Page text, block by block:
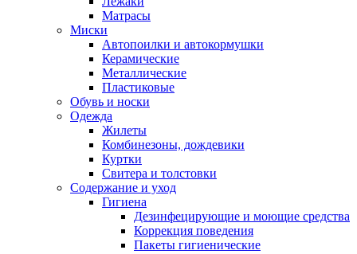
Матрасы
Миски
Автопоилки и автокормушки
Керамические
Металлические
Пластиковые
Обувь и носки
Одежда
Жилеты
Комбинезоны, дождевики
Куртки
Свитера и толстовки
Содержание и уход
Гигиена
Дезинфецирующие и моющие средства
Коррекция поведения
Пакеты гигиенические